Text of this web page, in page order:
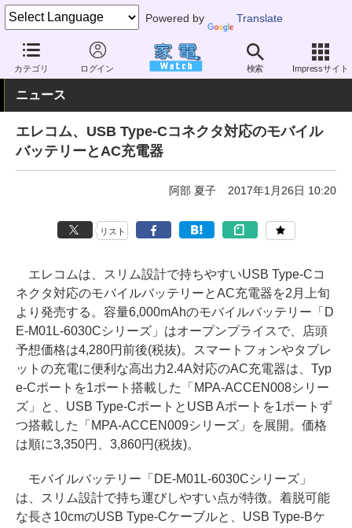
Powered by Translate
カテゴリ ログイン 検索 Impressサイト
家電 Watch 生活家電 電池・タップ モバイルバッテリー
ニュース
エレコム、USB Type-Cコネクタ対応のモバイル
バッテリーとAC充電器
阿部 夏子 2017年1月26日 10:20
リスト
エレコムは、スリム設計で持ちやすいUSB Type-Cコ
ネクタ対応のモバイルバッテリーとAC充電器を2月上旬
より発売する。容量6,000mAhのモバイルバッテリー「D
E-M01L-6030Cシリーズ」はオープンプライスで、店頭
予想価格は4,280円前後(税抜)。スマートフォンやタブレ
ットの充電に便利な高出力2.4A対応のAC充電器は、Typ
e-Cポートを1ポート搭載した「MPA-ACCEN008シリー
ズ」と、USB Type-CポートとUSB Aポートを1ポートず
つ搭載した「MPA-ACCEN009シリーズ」を展開。価格
は順に3,350円、3,860円(税抜)。
モバイルバッテリー「DE-M01L-6030Cシリーズ」
は、スリム設計で持ち運びしやすい点が特徴。着脱可能
な長さ10cmのUSB Type-Cケーブルと、USB Type-Bケ